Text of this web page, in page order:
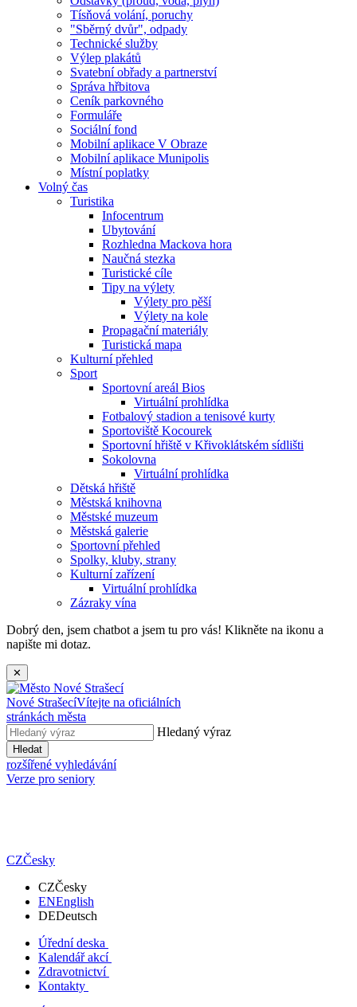
Tísňová volání, poruchy
"Sběrný dvůr", odpady
Technické služby
Výlep plakátů
Svatební obřady a partnerství
Správa hřbitova
Ceník parkovného
Formuláře
Sociální fond
Mobilní aplikace V Obraze
Mobilní aplikace Munipolis
Místní poplatky
Volný čas
Turistika
Infocentrum
Ubytování
Rozhledna Mackova hora
Naučná stezka
Turistické cíle
Tipy na výlety
Výlety pro pěší
Výlety na kole
Propagační materiály
Turistická mapa
Kulturní přehled
Sport
Sportovní areál Bios
Virtuální prohlídka
Fotbalový stadion a tenisové kurty
Sportoviště Kocourek
Sportovní hřiště v Křivoklátském sídlišti
Sokolovna
Virtuální prohlídka
Dětská hřiště
Městská knihovna
Městské muzeum
Městská galerie
Sportovní přehled
Spolky, kluby, strany
Kulturní zařízení
Virtuální prohlídka
Zázraky vína
Dobrý den, jsem chatbot a jsem tu pro vás! Klikněte na ikonu a
napište mi dotaz.
✕
Nové StrašecíVítejte na oficiálních
stránkách města
Hledaný výraz
Hledat
rozšířené vyhledávání
Verze pro seniory
CZČesky
CZČesky
ENEnglish
DEDeutsch
Úřední deska
Kalendář akcí
Zdravotnictví
Kontakty